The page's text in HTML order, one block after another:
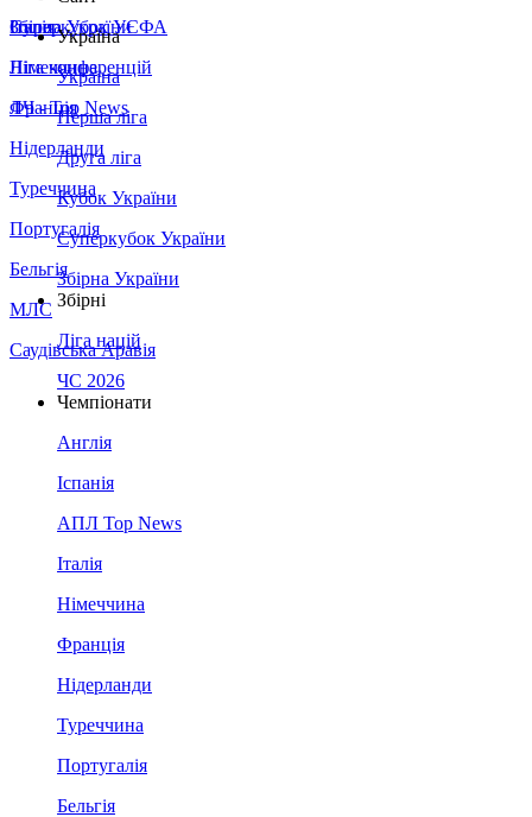
Збірна України
Італія
Німеччина
Франція
Нідерланди
Туреччина
Португалія
Бельгія
МЛС
Саудівська Аравія
Суперкубок УЄФА
Ліга конференцій
ЛЧ - Top News
Україна
Україна
Перша ліга
Друга ліга
Кубок України
Суперкубок України
Збірна України
Збірні
Ліга націй
ЧС 2026
Чемпіонати
Англія
Іспанія
АПЛ Top News
Італія
Німеччина
Франція
Нідерланди
Туреччина
Португалія
Бельгія